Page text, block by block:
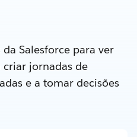
Salesforce para ver
jornadas de
e a tomar decisões